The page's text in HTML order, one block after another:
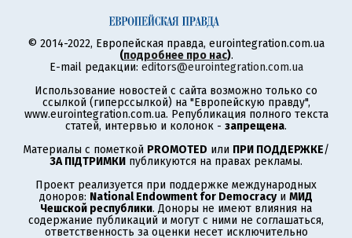
© 2014-2022, Европейская правда, eurointegration.com.ua
(подробнее про нас).
E-mail редакции: editors@eurointegration.com.ua
Использование новостей с сайта возможно только со
ссылкой (гиперссылкой) на "Европейскую правду",
www.eurointegration.com.ua. Републикация полного текста
статей, интервью и колонок - запрещена.
Материалы с пометкой PROMOTED или ПРИ ПОДДЕРЖКЕ/
ЗА ПІДТРИМКИ публикуются на правах рекламы.
Проект реализуется при поддержке международных
доноров: National Endowment for Democracyи МИД
Чешской республики. Доноры не имеют влияния на
содержание публикаций и могут с ними не соглашаться,
ответственность за оценки несет исключительно